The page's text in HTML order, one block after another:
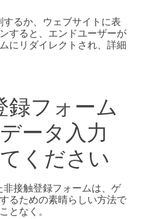
るか、ウェブサイトに表
すると、エンドユーザーが
にリダイレクトされ、詳細
録フォーム
ータ入力
ください
接触登録フォームは、ゲ
るための素晴らしい方法で
となく。